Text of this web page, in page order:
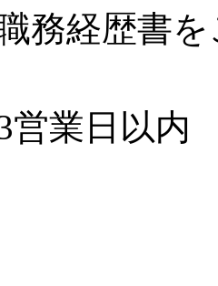
務経歴書
業日以内